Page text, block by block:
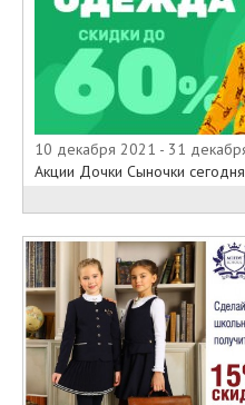
10 декабря 2021 - 31
Акции Дочки Сыночки